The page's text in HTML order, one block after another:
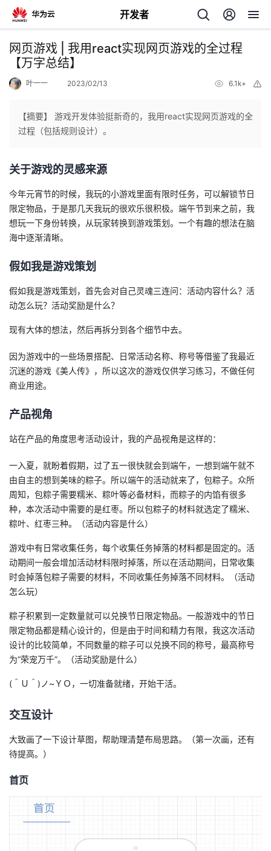
开发者
返
回
人
主
页
我
的
开
发
者
的
博
客
我
的
论
坛
我
的
圈
子
我
的
直
播
我
的
活
动
我
的
关
注
我
的
开
发
者
学
堂
的
我
证
实
的
我
的
Programs
我
的
支
持
术
持
云
建
网页游戏 | 我用react实现网页游戏的全过程
【万字总结】
叶一一 2023/02/13 6.1k+
【摘要】 游戏开发体验挺新奇的，我用react实现网页游戏的全
过程（包括规则设计）。
关于游戏的灵感来源
今年元宵节的时候，我玩的小游戏里面有限时任务，可以解锁节日
限定物品，于是那几天我玩的很欢乐很积极。端午节到来之前，我
想玩一下身份转换，从玩家转换到游戏策划。一个有趣的想法在脑
海中逐渐清晰。
假如我是游戏策划
假如我是游戏策划，首先会对自己灵魂三连问：活动内容什么？活
动怎么玩？活动奖励是什么？
现有大体的想法，然后再拆分到各个细节中去。
因为游戏中的一些场景搭配、日常活动名称、称号等借鉴了我最近
沉迷的游戏《美人传》，所以这次的游戏仅供学习练习，不做任何
商业用途。
产品视角
站在产品的角度思考活动设计，我的产品视角是这样的：
一入夏，就盼着假期，过了五一很快就会到端午，一想到端午就不
由自主的想到美味的粽子。所以端午的活动就来了，包粽子。众所
周知，包粽子需要糯米、粽叶等必备材料，而粽子的内馅有很多
种，本次活动中需要的是红枣。所以包粽子的材料就选定了糯米、
粽叶、红枣三种。（活动内容是什么）
游戏中有日常收集任务，每个收集任务掉落的材料都是固定的。活
动期间一般会增加活动材料限时掉落，所以在活动期间，日常收集
时会掉落包粽子需要的材料，不同收集任务掉落不同材料。（活动
怎么玩）
粽子积累到一定数量就可以兑换节日限定物品。一般游戏中的节日
限定物品都是精心设计的，但是由于时间和精力有限，我这次活动
设计的比较简单，不同数量的粽子可以兑换不同的称号，最高称号
为“荣宠万千”。（活动奖励是什么）
(＾Ｕ＾)ノ~ＹＯ，一切准备就绪，开始干活。
交互设计
大致画了一下设计草图，帮助理清楚布局思路。（第一次画，还有
待提高。）
首页